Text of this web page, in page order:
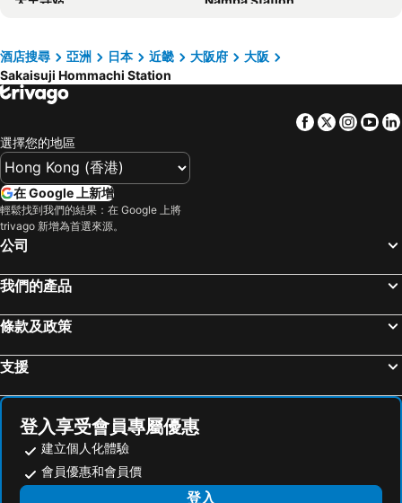
Hotel Gracery Osaka Namba
Miyako City Osaka Hommachi
APA Hotel Osaka Kadomashi Ekimae
Sotetsu Fresa Inn Osaka-Namba
Rihga Royal Hotel Osaka
心齋橋酒店
Hearton Hotel Shinsaibashi Nagahoridori
APA Hotel Namba Ekihigashi
Holiday Inn Osaka Namba by IHG
HOTEL MYSTAYS 心齋橋
Oriental Hotel Universal City
Citadines Namba Osaka
The Lively Osaka Honmachi
Courtyard by Marriott Osaka Honmachi
Daiwa Roynet Hotel Osaka Sakaisuji Honmachi PREMIER
Tokyu Stay Osaka Hommachi
Park Central Sakura Hotel
Granbell Hotel Osaka
City Plaza Osaka
梅田天空之城
神戶三宮車站
Namba City
城崎溫泉
白浜溫泉
大阪城
嵐山竹林
大阪國際機場
Suzuka Circuit
Awaji Island
Chubu Centrair International Airport
Tottori Station
Yodoyabashi Station
Karasuma Station
祇園四条車站
Nipponbashi Station
Nagoyajo Station
Kitahama Station
酒店搜尋 亞洲 日本 近畿 大阪府
大阪
Sakaisuji Hommachi Station
Facebook
Twitter
選擇您的地區
在 Google 上新增
輕鬆找到我們的結果：在 Google 上將
trivago 新增為首選來源。
公司
我們的產品
條款及政策
支援
登入享受會員專屬優惠
建立個人化體驗
會員優惠和會員價
登入